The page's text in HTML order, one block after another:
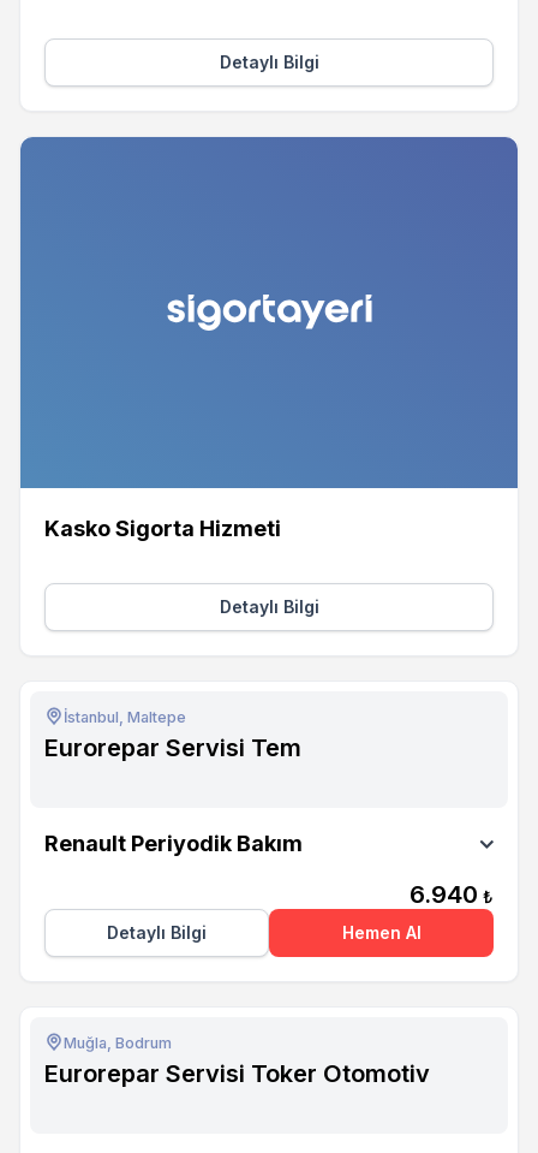
Detaylı Bilgi
Kasko Sigorta Hizmeti
Detaylı Bilgi
İstanbul, Maltepe
Eurorepar Servisi Tem
Renault Periyodik Bakım
6.940 ₺
Detaylı Bilgi
Hemen Al
Muğla, Bodrum
Eurorepar Servisi Toker Otomotiv